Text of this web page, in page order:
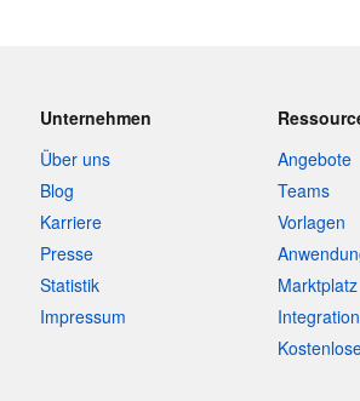
Unternehmen
Über uns
Blog
Karriere
Presse
Statistik
Impressum
Angebote
Teams
Vorlagen
Marktplatz